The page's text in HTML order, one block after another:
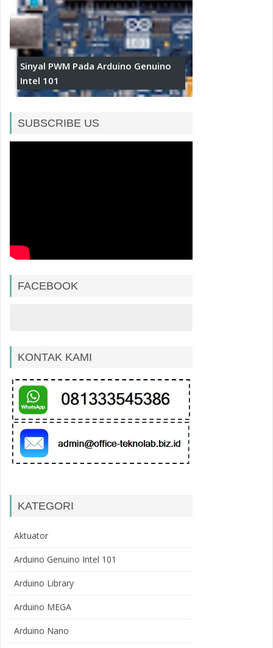
Sinyal PWM Pada Arduino Genuino
Intel 101
SUBSCRIBE US
FACEBOOK
KONTAK KAMI
KATEGORI
Aktuator
Arduino Genuino Intel 101
Arduino Library
Arduino MEGA
Arduino Nano